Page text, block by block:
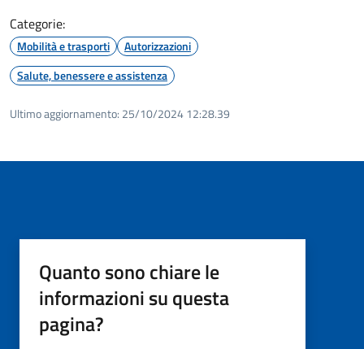
Categorie:
Mobilità e trasporti
Autorizzazioni
Salute, benessere e assistenza
Ultimo aggiornamento: 25/10/2024 12:28.39
Quanto sono chiare le
informazioni su questa
pagina?